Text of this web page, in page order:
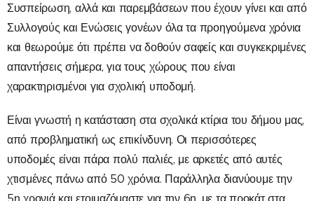
Συσπείρωση, αλλά και παρεμβάσεων που έχουν γίνει και από
Συλλογούς και Ενώσεις γονέων όλα τα προηγούμενα χρόνια
και θεωρούμε ότι πρέπει να δοθούν σαφείς και συγκεκριμένες
απαντήσεις σήμερα, για τους χώρους που είναι
χαρακτηρισμένοι για σχολική υποδομή.
Είναι γνωστή η κατάσταση στα σχολικά κτίρια του δήμου μας,
από προβληματική ως επικίνδυνη. Οι περισσότερες
υποδομές είναι πάρα πολύ παλιές, με αρκετές από αυτές
χτισμένες πάνω από 50 χρόνια. Παράλληλα διανύουμε την
5η χρονιά και ετοιμαζόμαστε για την 6η, με τα προκάτ στα